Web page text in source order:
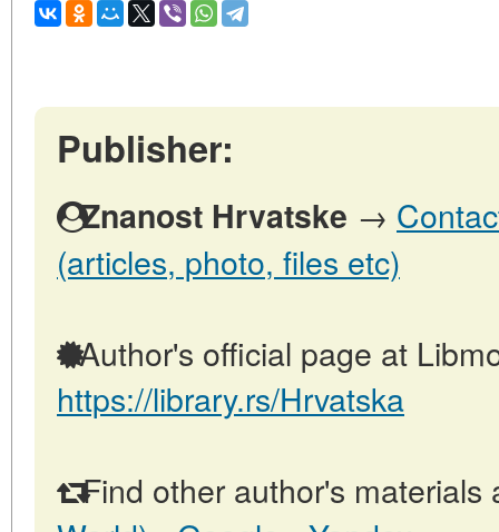
Publisher:
Znanost Hrvatske →
(articles, photo, files etc)
Author's official page at
https://library.rs/Hrvatska
Find other author's materials